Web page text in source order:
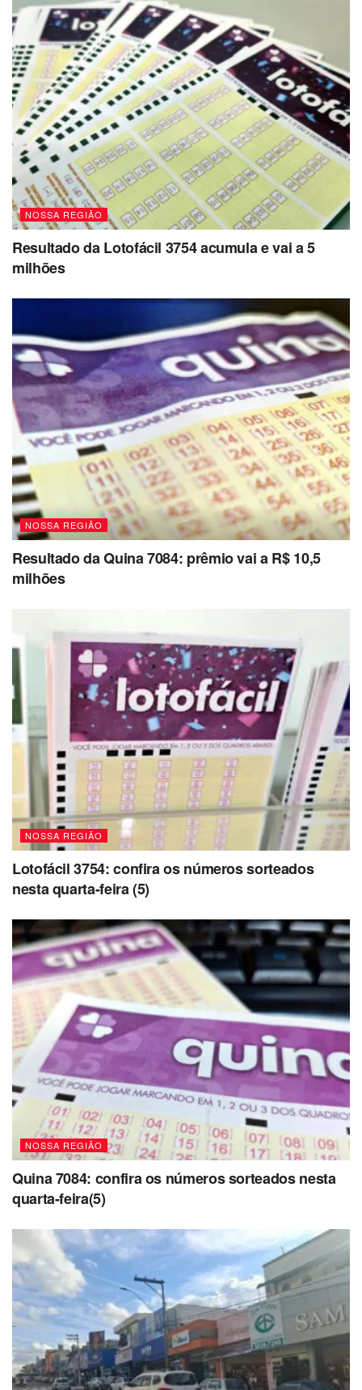
NOSSA REGIÃO
Resultado da Lotofácil 3754 acumula e vai a 5
milhões
NOSSA REGIÃO
Resultado da Quina 7084: prêmio vai a R$ 10,5
milhões
NOSSA REGIÃO
Lotofácil 3754: confira os números sorteados
nesta quarta-feira (5)
NOSSA REGIÃO
Quina 7084: confira os números sorteados nesta
quarta-feira(5)